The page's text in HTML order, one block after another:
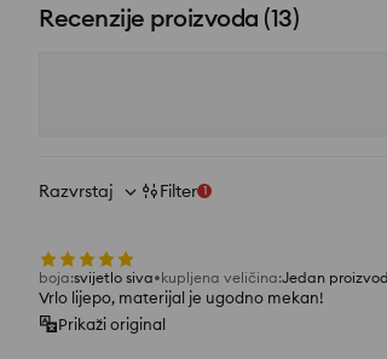
Recenzije proizvoda (13)
Razvrstaj Filter 1
boja:svijetlo siva kupljena veličina:Jedan proizvod
Vrlo lijepo, materijal je ugodno mekan!
Prikaži original